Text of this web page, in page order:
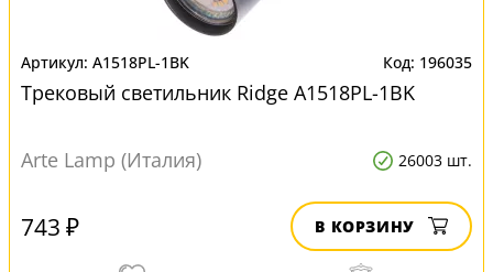
A1518PL-1BK 196035
Трековый светильник Ridge A1518PL-1BK
Arte Lamp (Италия) 26003 шт.
743 ₽ В КОРЗИНУ